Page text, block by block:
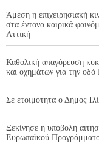
Άμεση η επιχειρησιακή
στα έντονα καιρικά
Αττική
Καθολική απαγόρευση
και οχημάτων για την
Σε ετοιμότητα ο Δήμος
Ξεκίνησε η υποβολή
Ευρωπαϊκού